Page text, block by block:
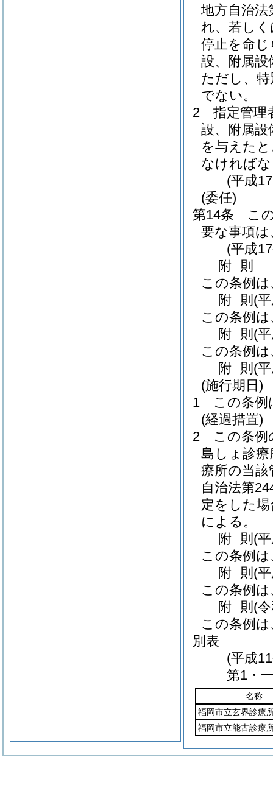
地方自治
れ、若し
停止を命
設、附属
ただし、
でない。
2
指定管理
設、附属
を与えた
なければ
(平成
(委任)
第14条
こ
要な事項
(平成
附 則
この条例
附 則 (
この条例
附 則 (
この条例
附 則 (
(施行期日)
1
この条例
(経過措置)
2
この条例
島しょ診
療所の当
自治法第
定をした
による。
附 則 (
この条例
附 則 (
この条例
附 則 (
この条例
別表
(平成
第1・
名称
福岡市立玄界診療
福岡市立能古診療